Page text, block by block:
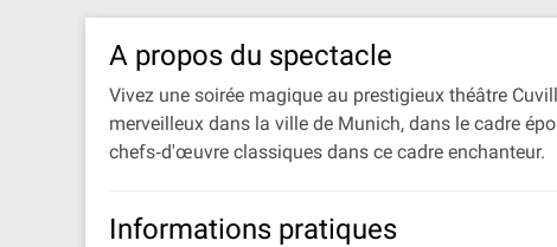
A propos du spectacle
Vivez une soirée magique au prestigieux théâtre
merveilleux dans la ville de Munich, dans le cadre
chefs‐d'œuvre classiques dans ce cadre enchanteur.
Informations pratiques